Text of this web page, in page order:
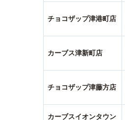
チョコザップ津港町店
カーブス津新町店
チョコザップ津藤方店
カーブスイオンタウン